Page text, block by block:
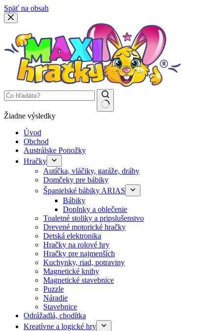
Späť na obsah
Žiadne výsledky
Úvod
Obchod
Austrálske Ponožky
Hračky
Autíčka, vláčiky, garáže, dráhy
Domčeky pre bábiky
Španielské bábiky ARIAS
Bábiky
Doplnky a oblečenie
Toaletné stoliky a pripslušenstvo
Drevené motorické hračky
Detská elektronika
Hračky na rolové hry
Hračky pre najmenších
Kuchynky, riad, potraviny
Magnetické knihy
Magnetické stavebnice
Puzzle
Náradie
Stavebnice
Odrážadlá, chodítka
Kreatívne a logické hry